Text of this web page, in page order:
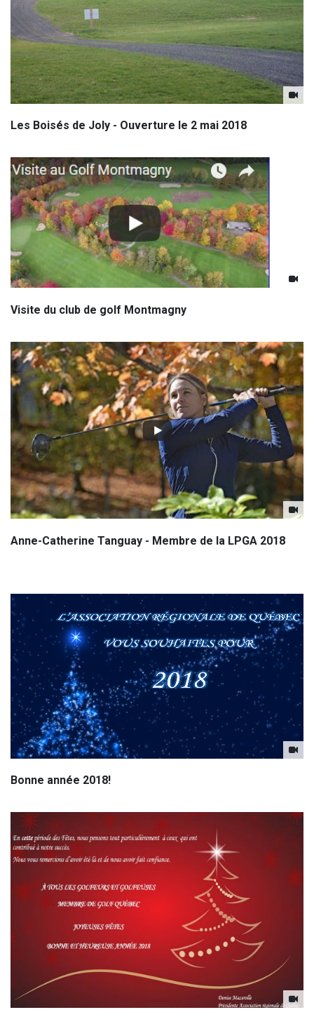
Les Boisés de Joly - Ouverture le 2 mai 2018
Visite du club de golf Montmagny
Anne-Catherine Tanguay - Membre de la LPGA 2018
Bonne année 2018!